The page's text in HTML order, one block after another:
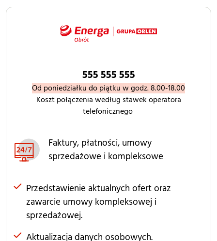
555 555 555
Od poniedziałku do piątku w godz. 8.00-18.00
Koszt połączenia według stawek operatora
telefonicznego
Faktury, płatności, umowy
sprzedażowe i kompleksowe
Przedstawienie aktualnych ofert oraz
zawarcie umowy kompleksowej i
sprzedażowej.
Aktualizacja danych osobowych.